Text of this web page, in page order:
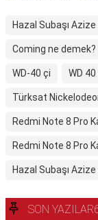
Hazal Subaşı
Coming ne demek?
WD-40 çi WD 40
Türksat
Redmi Note 8 Pro
Redmi Note 8 Pro
Hazal Subaşı
SON